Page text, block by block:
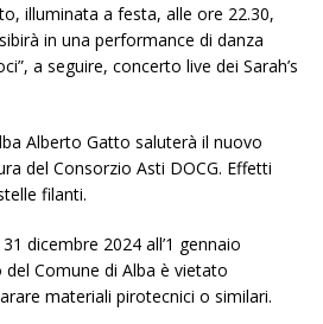
illuminata a festa, alle ore 22.30,
in una performance di danza
a seguire, concerto live dei Sarah’s
Alberto Gatto saluterà il nuovo
del Consorzio Asti DOCG. Effetti
filanti.
dicembre 2024 all’1 gennaio
Comune di Alba è vietato
materiali pirotecnici o similari.